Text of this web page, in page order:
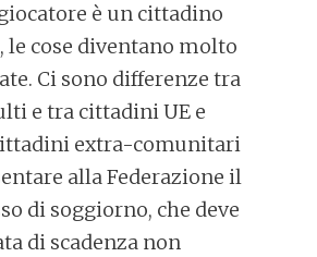
è un cittadino
le cose diventano molto
Ci sono differenze tra
e tra cittadini UE e
extra-comunitari
alla Federazione il
di soggiorno, che deve
di scadenza non